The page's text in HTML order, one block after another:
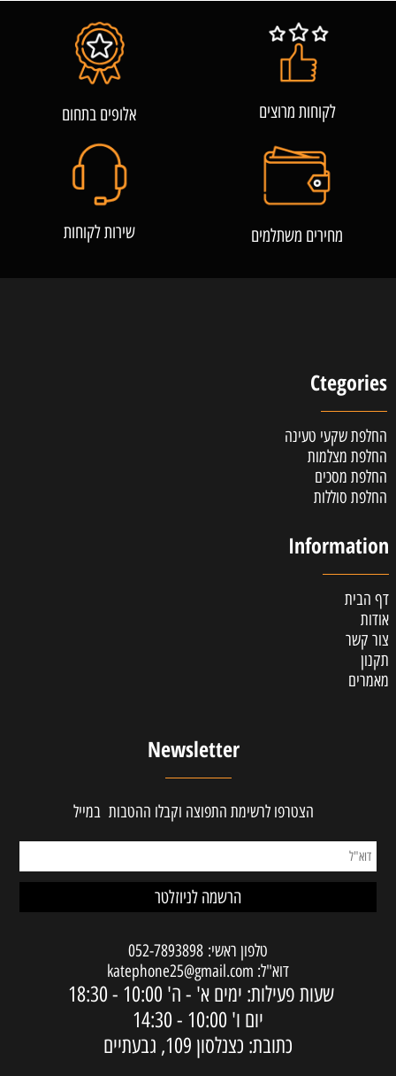
לקוחות מרוצים אלופים בתחום
מחירים משתלמים שירות לקוחות
Ctegories
החלפת שקעי טעינה
החלפת מצלמות
החלפת מסכים
החלפת סוללות
Information
דף הבית
אודות
צור קשר
תקנון
מאמרים
Newsletter
הצטרפו לרשימת התפוצה וקבלו ההטבות במייל
טלפון ראשי: 052-7893898
דוא"ל: katephone25@gmail.com
שעות פעילות: ימים א' - ה' 10:00 - 18:30
יום ו' 10:00 - 14:30
כתובת: כצנלסון 109, גבעתיים